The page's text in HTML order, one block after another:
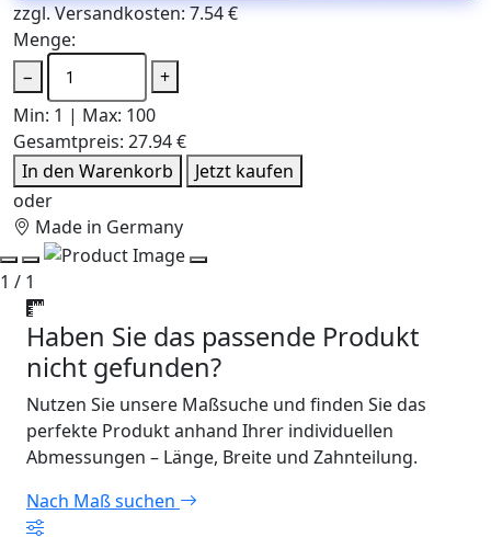
zzgl. Versandkosten: 7.54 €
Menge:
−
+
Min: 1 | Max: 100
Gesamtpreis: 27.94 €
In den Warenkorb
Jetzt kaufen
oder
Made in Germany
1 / 1
Haben Sie das passende Produkt
nicht gefunden?
Nutzen Sie unsere Maßsuche und finden Sie das
perfekte Produkt anhand Ihrer individuellen
Abmessungen – Länge, Breite und Zahnteilung.
Nach Maß suchen